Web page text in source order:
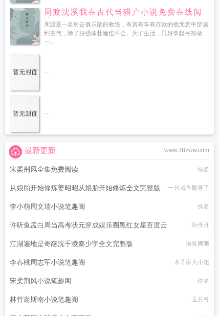
周渡沈溪我在古代当猎户小说免费在线阅
读
周渡是一名射击俱乐部的教练，有房有车有存款的他无意中穿越
到古代，除了身强体壮啥也不会。为了生活，只好拿起弓箭做
一...
...
...
www.38zww.com
最新更新
宋柔荆风全集免费阅读 佚名
从娘胎开始修炼姜昭昭从娘胎开始修炼全文完整版 一只咸鱼翻身了
李小萌周文瑞小说笔趣阁 佚名
许听鱼孟白周当高考状元穿成娱乐圈黑红女星百度云 祈舟舟
江湖遍地是奇葩沈千凌秦少宇全文完整版 语笑阑珊
李春桃周志军小说笔趣阁 木子家大小姐
宋柔荆风小说笔趣阁 佚名
林竹谢斯南小说笔趣阁 玉长弓